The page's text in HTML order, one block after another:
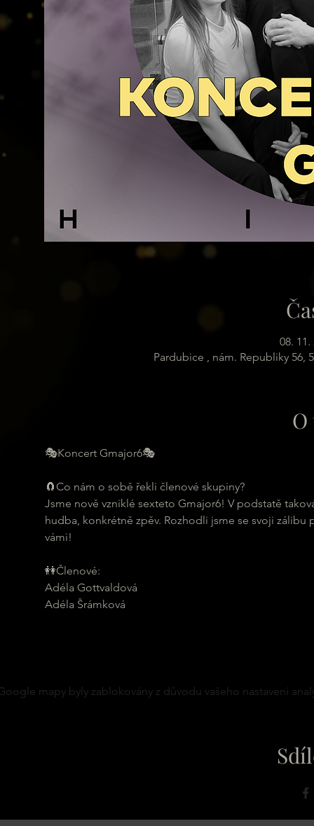
08. 11.
Pardubice , nám. Republiky 56,
🎭Koncert Gmajor6🎭
🧲Co nám o sobě řekli členové skupiny?
Jsme nově vzniklé sexteto Gmajor6! V podstatě
hudba, konkrétně zpěv. Rozhodli jsme se svoji
vámi!
👭Členové:
Adéla Gottvaldová
Adéla Šrámková
mapy byly zablokovány z důvodu vašeho nastavení